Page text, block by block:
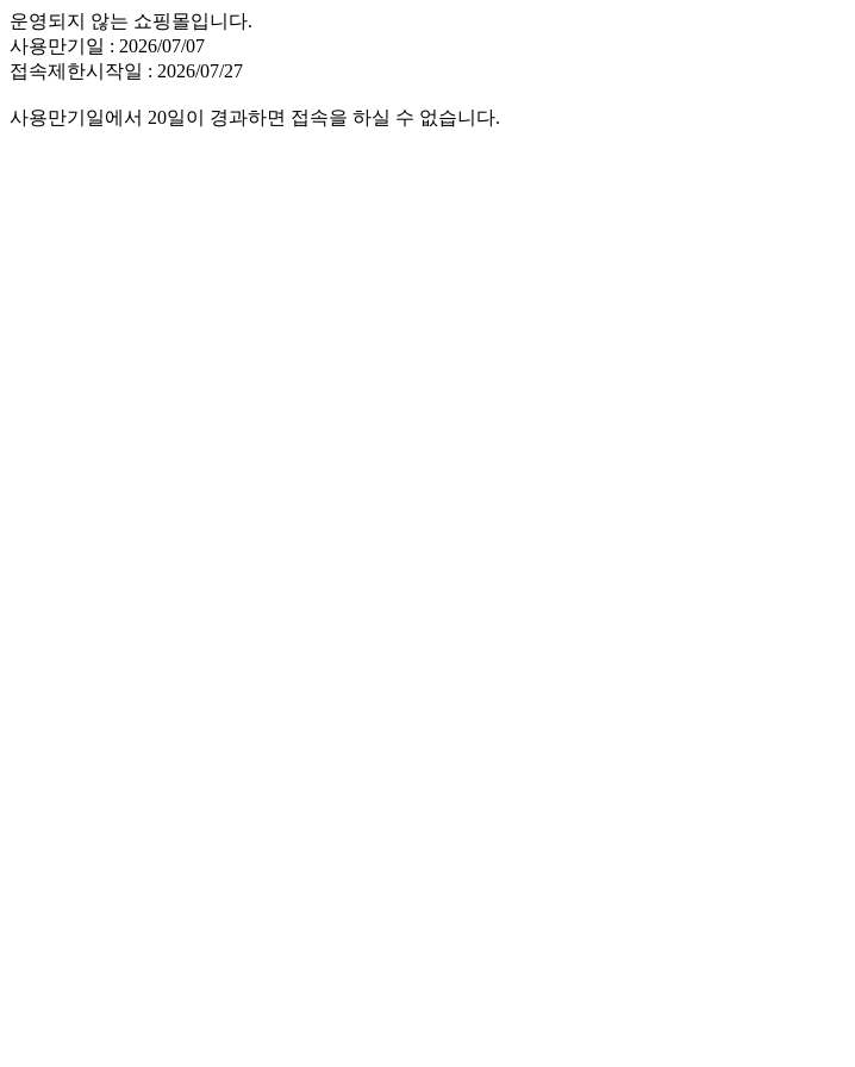
운영되지 않는 쇼핑몰입니다.
사용만기일 : 2026/07/07
접속제한시작일 : 2026/07/27
사용만기일에서 20일이 경과하면 접속을 하실 수 없습니다.